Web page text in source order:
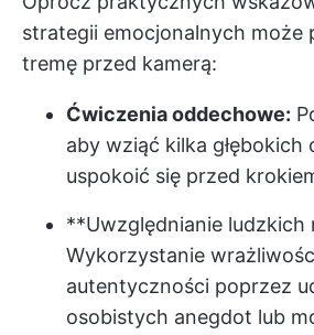
strategii emocjonalnych może
tremę przed kamerą:
Ćwiczenia oddechowe:
aby wziąć kilka głębokich
uspokoić się przed
**Uwzględnianie ludzkich
Wykorzystanie
autentyczności poprzez
osobistych anegdot lub